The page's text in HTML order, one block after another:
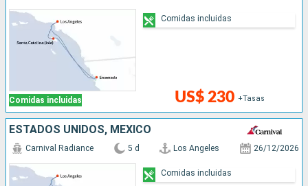
Comidas incluidas US$ 230 +Tasas
Comidas incluidas
ESTADOS UNIDOS, MÉXICO
Carnival Radiance 5 d Los Angeles 26/12/2026
Comidas incluidas